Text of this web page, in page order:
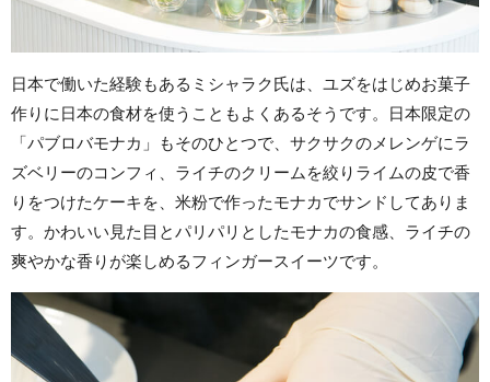
日本で働いた経験もあるミシャラク氏は、ユズをはじめお菓子
作りに日本の食材を使うこともよくあるそうです。日本限定の
「パブロバモナカ」もそのひとつで、サクサクのメレンゲにラ
ズベリーのコンフィ、ライチのクリームを絞りライムの皮で香
りをつけたケーキを、米粉で作ったモナカでサンドしてありま
す。かわいい見た目とパリパリとしたモナカの食感、ライチの
爽やかな香りが楽しめるフィンガースイーツです。